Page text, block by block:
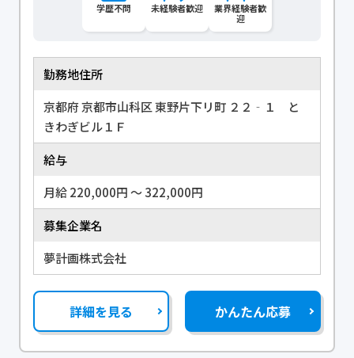
学歴不問 未経験者歓迎
業界経験者歓
迎
勤務地住所
京都府 京都市山科区 東野片下リ町 ２２‐１ と
きわぎビル１Ｆ
給与
月給 220,000円 〜 322,000円
募集企業名
夢計画株式会社
詳細を見る かんたん応募